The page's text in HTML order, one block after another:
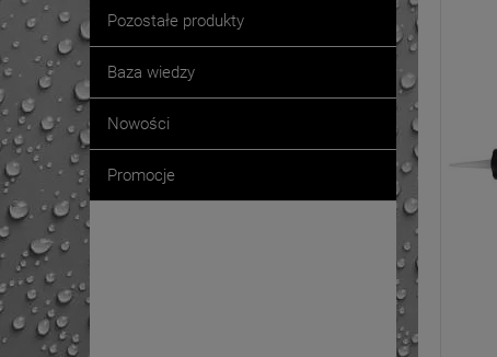
Pozostałe produkty
Baza wiedzy
Nowości
Promocje